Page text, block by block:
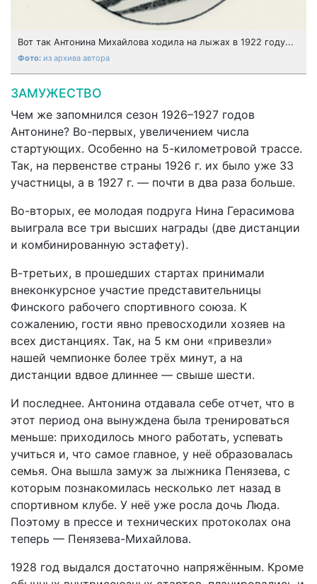
Вот так Антонина Михайлова ходила на лыжах в 1922 году...
из архива автора
ЗАМУЖЕСТВО
Чем же запомнился сезон 1926–1927 годов
Антонине? Во-первых, увеличением числа
стартующих. Особенно на 5-километровой трассе.
Так, на первенстве страны 1926 г. их было уже 33
участницы, а в 1927 г. — почти в два раза больше.
Во-вторых, ее молодая подруга Нина Герасимова
выиграла все три высших награды (две дистанции
и комбинированную эстафету).
В-третьих, в прошедших стартах принимали
внеконкурсное участие представительницы
Финского рабочего спортивного союза. К
сожалению, гости явно превосходили хозяев на
всех дистанциях. Так, на 5 км они «привезли»
нашей чемпионке более трёх минут, а на
дистанции вдвое длиннее — свыше шести.
И последнее. Антонина отдавала себе отчет, что в
этот период она вынуждена была тренироваться
меньше: приходилось много работать, успевать
учиться и, что самое главное, у неё образовалась
семья. Она вышла замуж за лыжника Пенязева, с
которым познакомилась несколько лет назад в
спортивном клубе. У неё уже росла дочь Люда.
Поэтому в прессе и технических протоколах она
теперь — Пенязева-Михайлова.
1928 год выдался достаточно напряжённым. Кроме